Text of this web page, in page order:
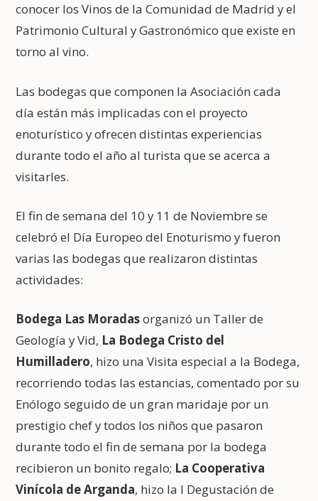
conocer los Vinos de la Comunidad de Madrid y el
Patrimonio Cultural y Gastronómico que existe en
torno al vino.
Las bodegas que componen la Asociación cada
día están más implicadas con el proyecto
enoturístico y ofrecen distintas experiencias
durante todo el año al turista que se acerca a
visitarles.
El fin de semana del 10 y 11 de Noviembre se
celebró el Día Europeo del Enoturismo y fueron
varias las bodegas que realizaron distintas
actividades:
Bodega Las Moradasorganizó un Taller de
Geología y Vid, La Bodega Cristo del
Humilladero, hizo una Visita especial a la Bodega,
recorriendo todas las estancias, comentado por su
Enólogo seguido de un gran maridaje por un
prestigio chef y todos los niños que pasaron
durante todo el fin de semana por la bodega
recibieron un bonito regalo; La Cooperativa
Vinícola de Arganda, hizo la I Degustación de